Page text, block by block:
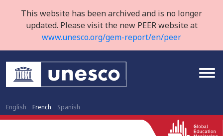
This website has been archived and is no longer
updated. Please visit the new PEER website at
www.unesco.org/gem-report/en/peer
English French Spanish